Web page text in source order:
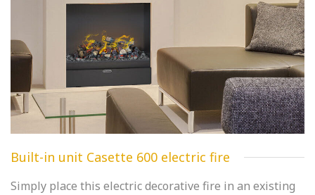
Built-in unit Casette 600 electric fire
Simply place this electric decorative fire in an existing